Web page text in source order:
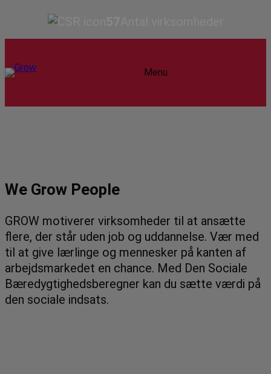
Menu
We Grow People
GROW motiverer virksomheder til at ansætte
flere, der står uden job og uddannelse. Vær med
til at give lærlinge og mennesker på kanten af
arbejdsmarkedet en chance. Med Den Sociale
Bæredygtighedsberegner kan du sætte værdi på
den sociale indsats.